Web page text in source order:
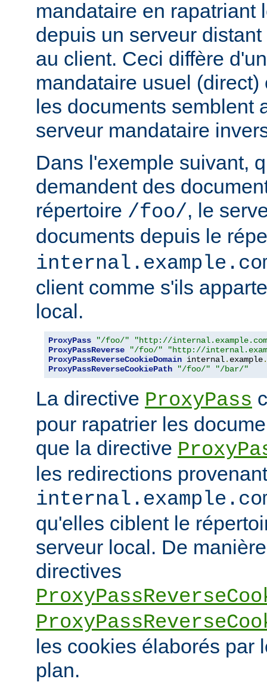
mandataire en rapatriant
depuis un serveur
au client. Ceci diffère
mandataire usuel (direct)
les documents semblent
serveur mandataire
Dans l'exemple suivant,
demandent des
répertoire /foo/, le
documents depuis le
client comme s'ils
local.
ProxyPass "/foo/"
"http://
ProxyPassReverse
"/foo/"
"http://
ProxyPassReverseCookieDomain internal. example.
ProxyPassReverseCookiePath
"/foo/" "/bar/"
La directive ProxyPass
pour rapatrier les
que la directive
les redirections
qu'elles ciblent le
serveur local. De
directives
les cookies élaborés par
plan.